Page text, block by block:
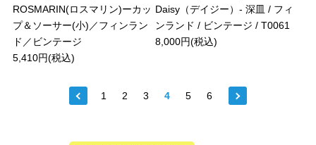
ROSMARIN(ロスマリン)ーカッ
プ＆ソーサー(小)／フィンラン
ド／ビンテージ
5,410円(税込)
Daisy（デイジー）- 深皿 / フィ
ンランド / ビンテージ / T0061
8,000円(税込)
1 2 3 4 5 6